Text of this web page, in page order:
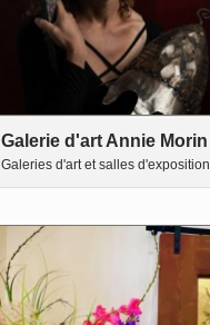
Galerie d'art Annie Morin
Galeries d'art et salles d'exposition